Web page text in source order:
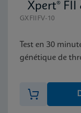
Xpert® FII
GXFIIFV-10
Test en 30
génétique de